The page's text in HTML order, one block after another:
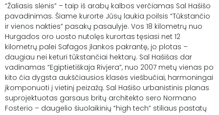
“Žaliasis slėnis” – taip iš arabų kalbos verčiamas Sal Hašišo
pavadinimas. Šiame kurorte Jūsų laukia poilsis “Tūkstančio
ir vienos nakties” pasakų pasaulyje. Vos 18 kilometrų nuo
Hurgados oro uosto nutolęs kurortas tęsiasi net 12
kilometrų palei Safagos įlankos pakrantę, jo plotas –
daugiau nei keturi tūkstančiai hektarų. Sal Hašišas dar
vadinamas “Egiptietiškaja Rivjera”, nuo 2007 metų vienas po
kito čia dygsta aukščiausios klasės viešbučiai, harmoningai
įkomponuoti į vietinį peizažą. Sal Hašišo urbanistinis planas
suprojektuotas garsaus britų architekto sero Normano
Fosterio – daugelio šiuolaikinių “high tech” stiliaus pastatų